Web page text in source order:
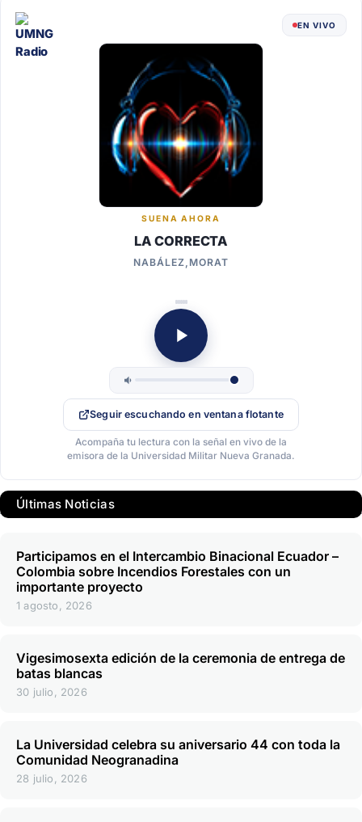
EN VIVO
SUENA AHORA
LA CORRECTA
NABÁLEZ,MORAT
Seguir escuchando en ventana flotante
Acompaña tu lectura con la señal en vivo de la
emisora de la Universidad Militar Nueva Granada.
Últimas Noticias
Participamos en el Intercambio Binacional Ecuador –
Colombia sobre Incendios Forestales con un
importante proyecto
1 agosto, 2026
Vigesimosexta edición de la ceremonia de entrega de
batas blancas
30 julio, 2026
La Universidad celebra su aniversario 44 con toda la
Comunidad Neogranadina
28 julio, 2026